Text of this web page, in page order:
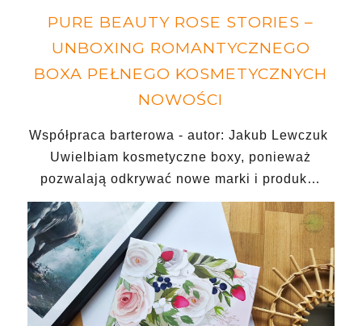
PURE BEAUTY ROSE STORIES –
UNBOXING ROMANTYCZNEGO
BOXA PEŁNEGO KOSMETYCZNYCH
NOWOŚCI
Współpraca barterowa - autor: Jakub Lewczuk
Uwielbiam kosmetyczne boxy, ponieważ
pozwalają odkrywać nowe marki i produk…